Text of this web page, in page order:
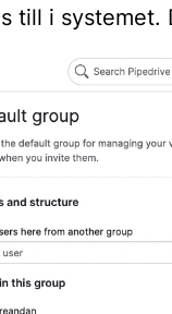
till i systemet.